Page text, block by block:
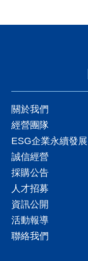
關於我們
經營團隊
ESG企業永續發展
誠信經營
採購公告
人才招募
資訊公開
活動報導
聯絡我們